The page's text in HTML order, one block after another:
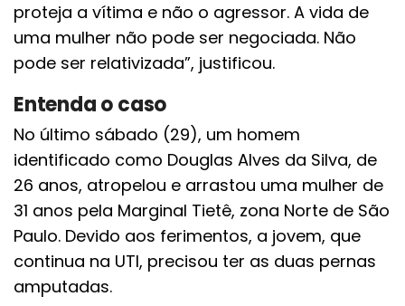
proteja a vítima e não o agressor. A vida de
uma mulher não pode ser negociada. Não
pode ser relativizada”, justificou.
Entenda o caso
No último sábado (29), um homem
identificado como Douglas Alves da Silva, de
26 anos, atropelou e arrastou uma mulher de
31 anos pela Marginal Tietê, zona Norte de São
Paulo. Devido aos ferimentos, a jovem, que
continua na UTI, precisou ter as duas pernas
amputadas.